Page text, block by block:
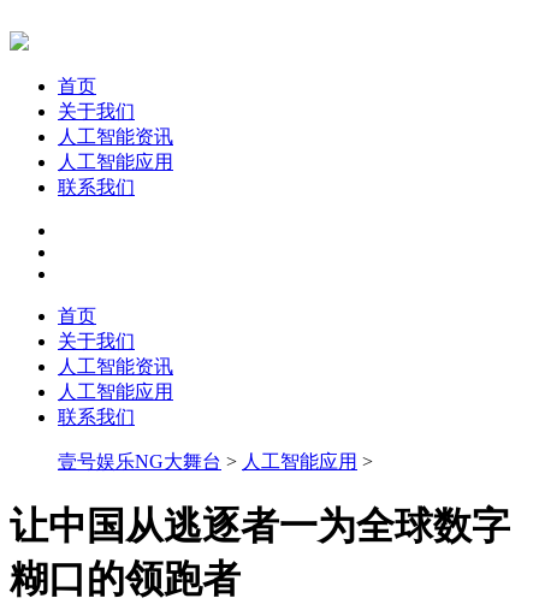
首页
关于我们
人工智能资讯
人工智能应用
联系我们
首页
关于我们
人工智能资讯
人工智能应用
联系我们
壹号娱乐NG大舞台 > 人工智能应用 >
让中国从逃逐者一为全球数字
糊口的领跑者